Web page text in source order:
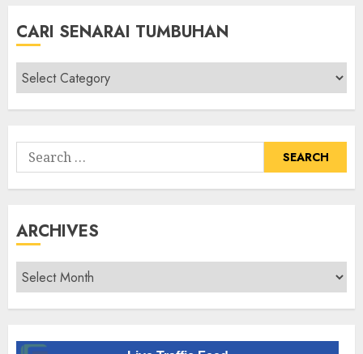
CARI SENARAI TUMBUHAN
Cari
Senarai
Tumbuhan
Search
for:
ARCHIVES
Archives